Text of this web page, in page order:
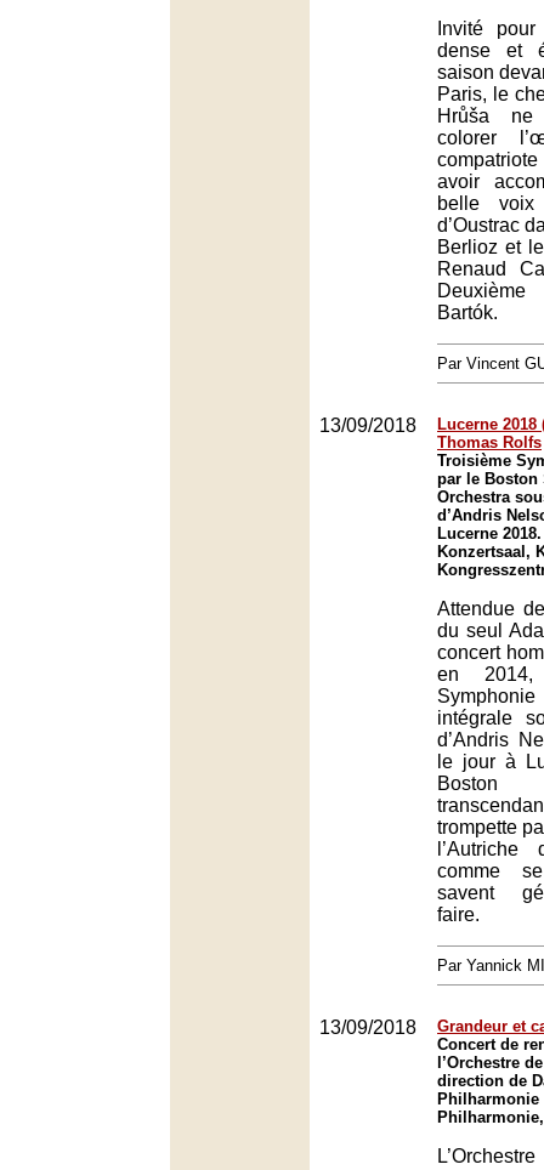
Invité
dense et
saison
Paris, le
Hrůša ne
colorer
avoir
belle voix
d’Oustrac
Berlioz et
Renaud
Bartók.
Par Vincent
13/09/2018
Lucerne
Thomas Rolfs
Troisième
par le Boston
Orchestra
d’Andris
Lucerne 2018.
Konzertsaal,
Attendue
du seul
concert
en 2014,
intégrale
d’Andris
le jour à
Boston
trompette
l’Autriche
comme
savent
faire.
Par Yannick
13/09/2018
Grandeur et
Concert de
l’Orchestre
direction de
Philharmonie